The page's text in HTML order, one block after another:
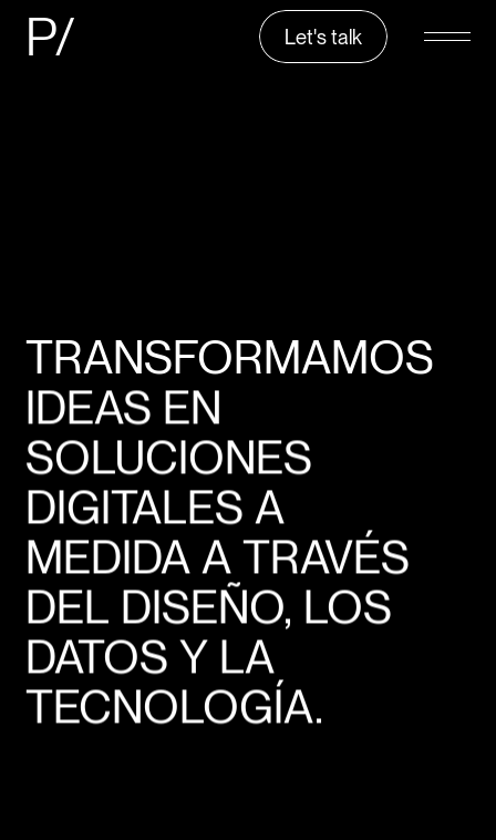
P/ Let's talk
TRANSFORMAMOS
IDEAS EN
SOLUCIONES
DIGITALES A
MEDIDA A TRAVÉS
DEL DISEÑO, LOS
DATOS Y LA
TECNOLOGÍA.